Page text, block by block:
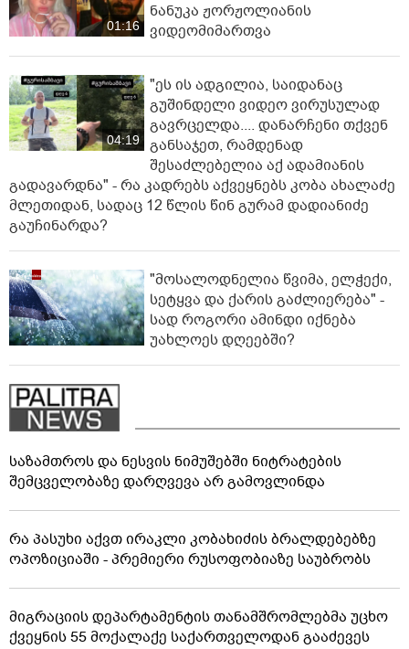
01:16
ნანუკა ჟორჟოლიანის
ვიდეომიმართვა
04:19
"ეს ის ადგილია, საიდანაც
გუშინდელი ვიდეო ვირუსულად
გავრცელდა.... დანარჩენი თქვენ
განსაჯეთ, რამდენად
შესაძლებელია აქ ადამიანის
გადავარდნა" - რა კადრებს აქვეყნებს კობა ახალაძე
მლეთიდან, სადაც 12 წლის წინ გურამ დადიანიძე
გაუჩინარდა?
"მოსალოდნელია წვიმა, ელჭექი,
სეტყვა და ქარის გაძლიერება" -
სად როგორი ამინდი იქნება
უახლოეს დღეებში?
საზამთროს და ნესვის ნიმუშებში ნიტრატების
შემცველობაზე დარღვევა არ გამოვლინდა
რა პასუხი აქვთ ირაკლი კობახიძის ბრალდებებზე
ოპოზიციაში - პრემიერი რუსოფობიაზე საუბრობს
მიგრაციის დეპარტამენტის თანამშრომლებმა უცხო
ქვეყნის 55 მოქალაქე საქართველოდან გააძევეს